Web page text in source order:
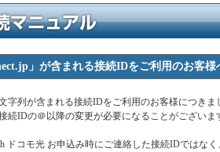
」が含まれる接続IDをご利用のお客様
字列が含まれる接続IDをご利用のお客様につき
IDの＠以降の変更が必要になることがございま
ドコモ光 お申込み時にご連絡した接続IDではな